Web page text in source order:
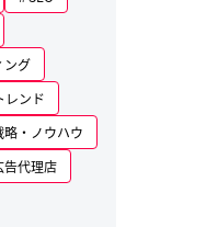
ング
レンド
略・ノウハウ
告代理店